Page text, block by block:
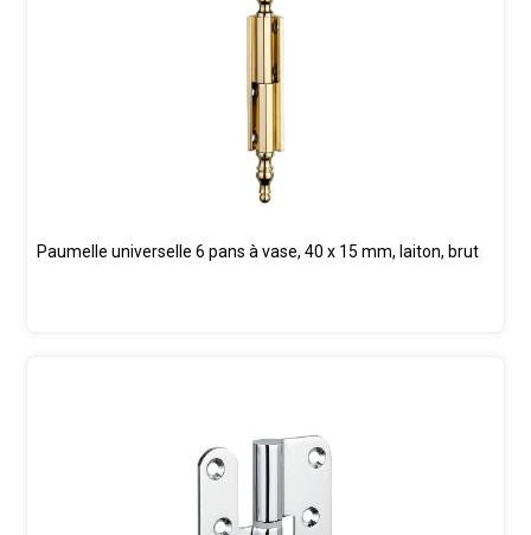
Paumelle universelle 6 pans à vase, 40 x 15 mm, laiton, brut